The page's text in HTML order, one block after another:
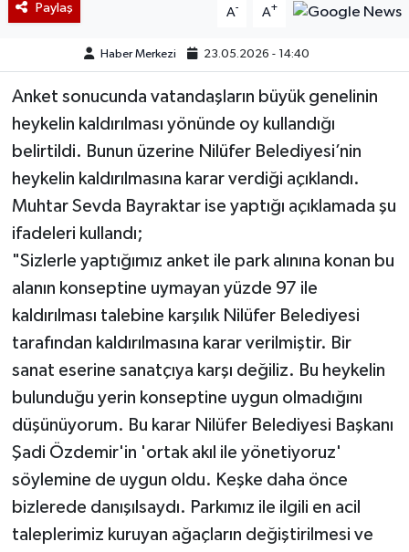
Paylaş A- A+
Haber Merkezi 23.05.2026 - 14:40
Anket sonucunda vatandaşların büyük genelinin
heykelin kaldırılması yönünde oy kullandığı
belirtildi. Bunun üzerine Nilüfer Belediyesi’nin
heykelin kaldırılmasına karar verdiği açıklandı.
Muhtar Sevda Bayraktar ise yaptığı açıklamada şu
ifadeleri kullandı;
"Sizlerle yaptığımız anket ile park alınına konan bu
alanın konseptine uymayan yüzde 97 ile
kaldırılması talebine karşılık Nilüfer Belediyesi
tarafından kaldırılmasına karar verilmiştir. Bir
sanat eserine sanatçıya karşı değiliz. Bu heykelin
bulunduğu yerin konseptine uygun olmadığını
düşünüyorum. Bu karar Nilüfer Belediyesi Başkanı
Şadi Özdemir'in 'ortak akıl ile yönetiyoruz'
söylemine de uygun oldu. Keşke daha önce
bizlerede danışılsaydı. Parkımız ile ilgili en acil
taleplerimiz kuruyan ağaçların değiştirilmesi ve